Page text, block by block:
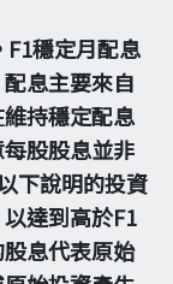
穩定月配息
息主要來自
持穩定配息
股股息並非
下說明的投資
達到高於F1
息代表原始